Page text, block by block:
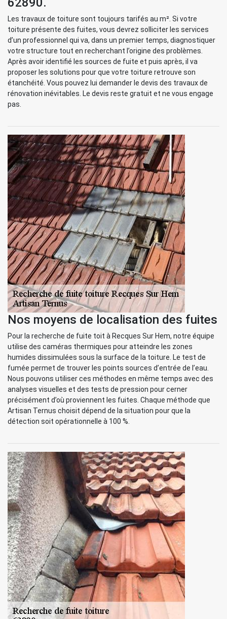
Les travaux de toiture sont toujours tarifés au m². Si votre
toiture présente des fuites, vous devrez solliciter les services
d’un professionnel qui va, dans un premier temps, diagnostiquer
votre structure tout en recherchant l’origine des problèmes.
Après avoir identifié les sources de fuite et puis après, il va
proposer les solutions pour que votre toiture retrouve son
étanchéité. Vous pouvez lui demander le devis des travaux de
rénovation inévitables. Le devis reste gratuit et ne vous engage
pas.
Nos moyens de localisation des fuites
Pour la recherche de fuite toit à Recques Sur Hem, notre équipe
utilise des caméras thermiques pour atteindre les zones
humides dissimulées sous la surface de la toiture. Le test de
fumée permet de trouver les points sources d’entrée de l’eau.
Nous pouvons utiliser ces méthodes en même temps avec des
analyses visuelles et des tests de pression pour cerner
précisément d’où proviennent les fuites. Chaque méthode que
Artisan Ternus choisit dépend de la situation pour que la
détection soit opérationnelle à 100 %.